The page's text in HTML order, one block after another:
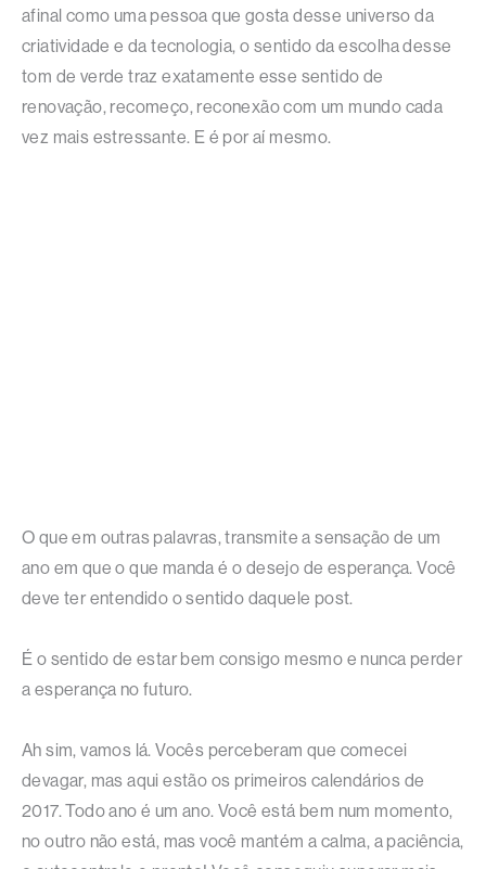
afinal como uma pessoa que gosta desse universo da
criatividade e da tecnologia, o sentido da escolha desse
tom de verde traz exatamente esse sentido de
renovação, recomeço, reconexão com um mundo cada
vez mais estressante. E é por aí mesmo.
O que em outras palavras, transmite a sensação de um
ano em que o que manda é o desejo de esperança. Você
deve ter entendido o sentido daquele post.
É o sentido de estar bem consigo mesmo e nunca perder
a esperança no futuro.
Ah sim, vamos lá. Vocês perceberam que comecei
devagar, mas aqui estão os primeiros calendários de
2017. Todo ano é um ano. Você está bem num momento,
no outro não está, mas você mantém a calma, a paciência,